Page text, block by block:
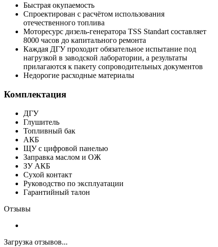
Быстрая окупаемость
Спроектирован с расчётом использования
отечественного топлива
Моторесурс дизель-генератора TSS Standart составляет
8000 часов до капитального ремонта
Каждая ДГУ проходит обязательное испытание под
нагрузкой в заводской лаборатории, а результаты
прилагаются к пакету сопроводительных документов
Недорогие расходные материалы
Комплектация
ДГУ
Глушитель
Топливный бак
АКБ
ЩУ с цифровой панелью
Заправка маслом и ОЖ
ЗУ АКБ
Сухой контакт
Руководство по эксплуатации
Гарантийный талон
Отзывы
Загрузка отзывов...